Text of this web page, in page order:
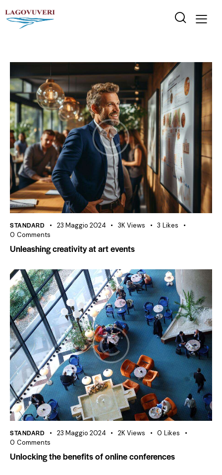
STANDARD 23 Maggio 2024 3K Views 3 Likes
0 Comments
Unleashing creativity at art events
STANDARD 23 Maggio 2024 2K Views 0 Likes
0 Comments
Unlocking the benefits of online conferences